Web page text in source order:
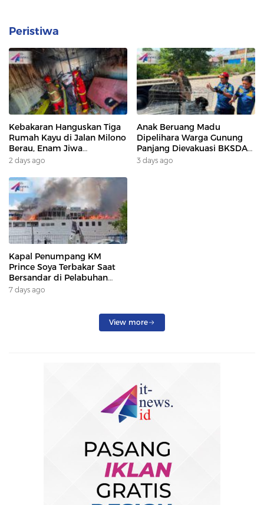
Peristiwa
Kebakaran Hanguskan Tiga
Rumah Kayu di Jalan Milono
Berau, Enam Jiwa
Terdampak
2 days ago
Anak Beruang Madu
Dipelihara Warga Gunung
Panjang Dievakuasi BKSDA
Dan DAMKAR
3 days ago
Kapal Penumpang KM
Prince Soya Terbakar Saat
Bersandar di Pelabuhan
Samarinda, Keberangkatan
7 days ago
View more